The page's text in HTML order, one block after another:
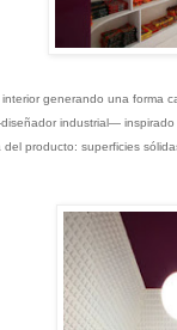
generando una
industrial—
producto: superficies